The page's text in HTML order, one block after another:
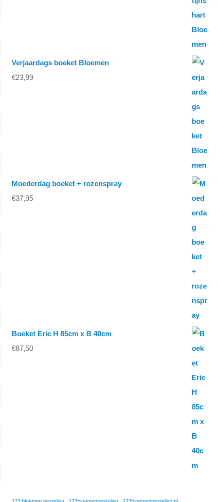
Verjaardags boeket Bloemen
€23,99
Moederdag boeket + rozenspray
€37,95
Boeket Eric H 85cm x B 40cm
€87,50